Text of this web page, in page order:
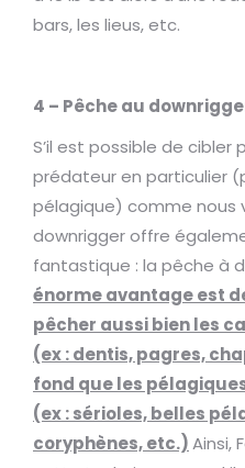
bars, les lieus, etc.
4 – Pêche au
S’il est possible de
prédateur en particulier
pélagique) comme nous
downrigger offre
fantastique : la pêche à
énorme avantage est
pêcher aussi bien les
(ex : dentis, pagres,
fond que les
(ex : sérioles, belles
coryphènes, etc.)Ainsi,